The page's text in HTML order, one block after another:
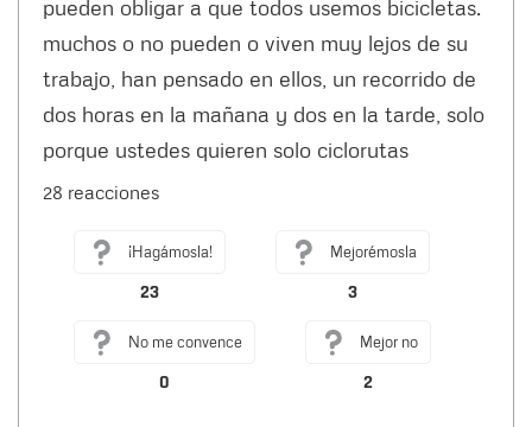
pueden obligar a que todos usemos bicicletas.
muchos o no pueden o viven muy lejos de su
trabajo, han pensado en ellos, un recorrido de
dos horas en la mañana y dos en la tarde, solo
porque ustedes quieren solo ciclorutas
28 reacciones
¡Hagámosla!
23
Mejorémosla
3
No me convence
0
Mejor no
2